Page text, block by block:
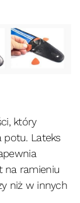
który
potu. Lateks
na ramieniu
niż w innych